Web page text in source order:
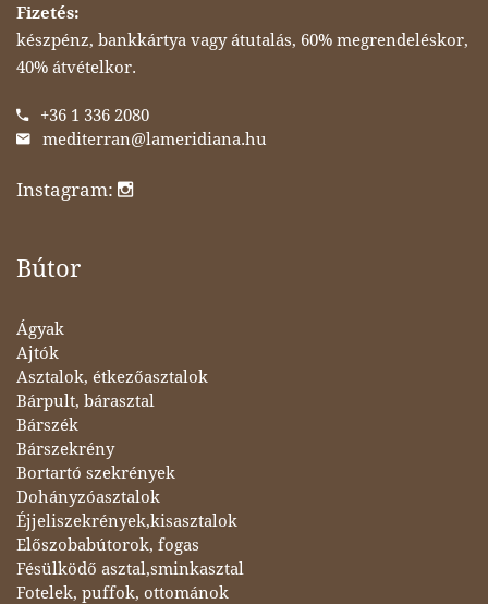
Fizetés:
készpénz, bankkártya vagy átutalás, 60% megrendeléskor,
40% átvételkor.
+36 1 336 2080
mediterran@lameridiana.hu
Instagram:
Bútor
Ágyak
Ajtók
Asztalok, étkezőasztalok
Bárpult, bárasztal
Bárszék
Bárszekrény
Bortartó szekrények
Dohányzóasztalok
Éjjeliszekrények,kisasztalok
Előszobabútorok, fogas
Fésülködő asztal,sminkasztal
Fotelek, puffok, ottománok